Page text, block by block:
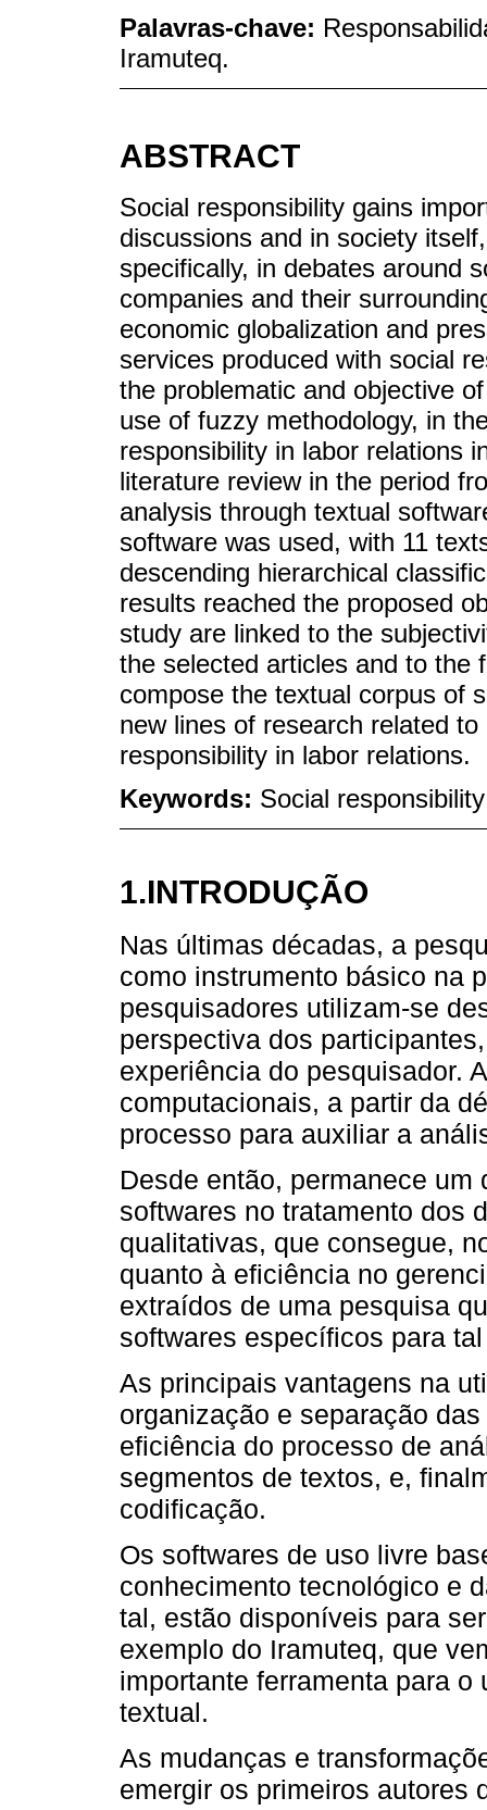
Palavras-chave:
Iramuteq.
ABSTRACT
Social responsibility gains
discussions and in society
specifically, in debates around
companies and their
economic globalization and
services produced with social
the problematic and objective
use of fuzzy methodology, in
responsibility in labor relations
literature review in the period
analysis through textual
software was used, with 11
descending hierarchical
results reached the proposed
study are linked to the
the selected articles and to the
compose the textual corpus of
new lines of research related
responsibility in labor relations.
Keywords: Social
1.INTRODUÇÃO
Nas últimas décadas, a
como instrumento básico na
pesquisadores utilizam-se
perspectiva dos
experiência do pesquisador.
computacionais, a partir da
processo para auxiliar a
Desde então, permanece
softwares no tratamento dos
qualitativas, que consegue,
quanto à eficiência no
extraídos de uma pesquisa
softwares específicos para
As principais vantagens na
organização e separação
eficiência do processo de
segmentos de textos, e,
codificação.
Os softwares de uso livre
conhecimento tecnológico e
tal, estão disponíveis para
exemplo do Iramuteq, que
importante ferramenta para
textual.
As mudanças e
emergir os primeiros autores